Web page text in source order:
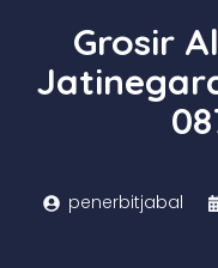
Grosir
penerbitjabal